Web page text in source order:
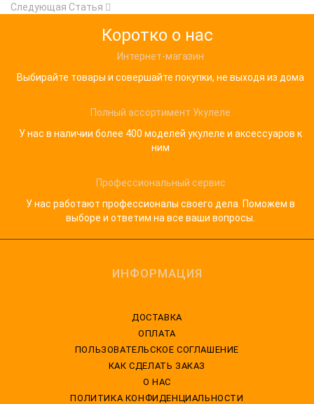
Следующая Статья
Коротко о нас
Интернет-магазин
Выбирайте товары и совершайте покупки, не выходя из дома
Полный ассортимент Укулеле
У нас в наличии более 400 моделей укулеле и аксессуаров к
ним
Профессиональный сервис
У нас работают профессионалы своего дела. Поможем в
выборе и ответим на все ваши вопросы.
ИНФОРМАЦИЯ
ДОСТАВКА
ОПЛАТА
ПОЛЬЗОВАТЕЛЬСКОЕ СОГЛАШЕНИЕ
КАК СДЕЛАТЬ ЗАКАЗ
О НАС
ПОЛИТИКА КОНФИДЕНЦИАЛЬНОСТИ